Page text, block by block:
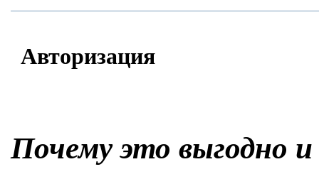
Авторизация
Почему это выгодно